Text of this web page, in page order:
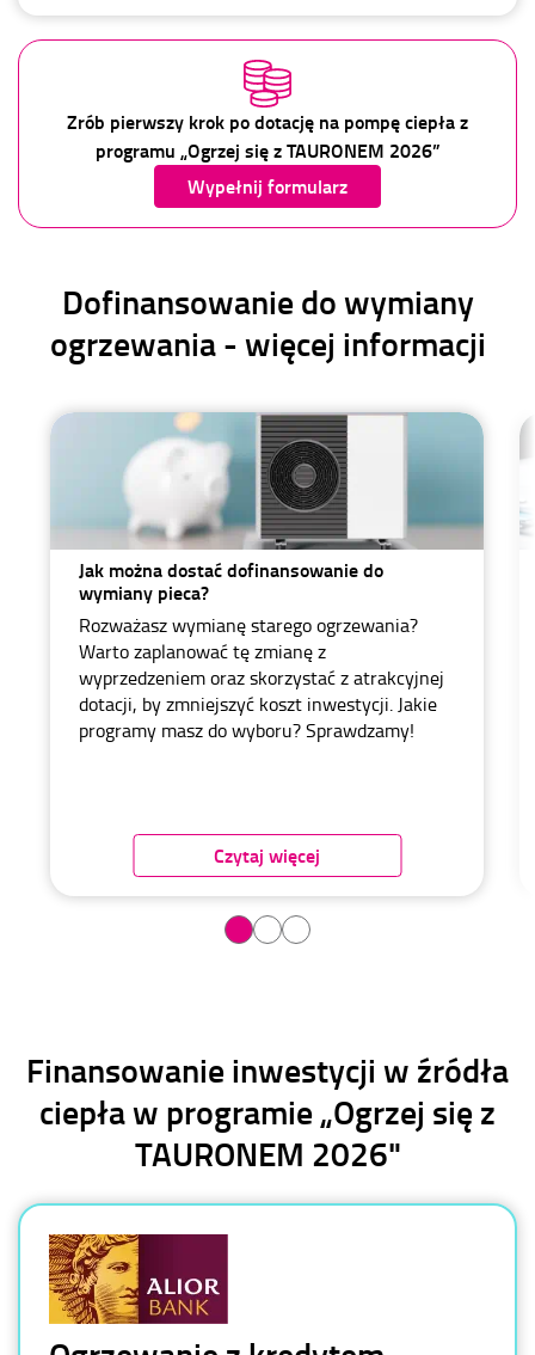
Zrób pierwszy krok po dotację na pompę ciepła z
programu „Ogrzej się z TAURONEM 2026”
Wypełnij formularz
Dofinansowanie do wymiany
ogrzewania - więcej informacji
Jak można dostać dofinansowanie do
wymiany pieca?
Rozważasz wymianę starego ogrzewania?
Warto zaplanować tę zmianę z
wyprzedzeniem oraz skorzystać z atrakcyjnej
dotacji, by zmniejszyć koszt inwestycji. Jakie
programy masz do wyboru? Sprawdzamy!
Czytaj więcej
Finansowanie inwestycji w źródła
ciepła w programie „Ogrzej się z
TAURONEM 2026"